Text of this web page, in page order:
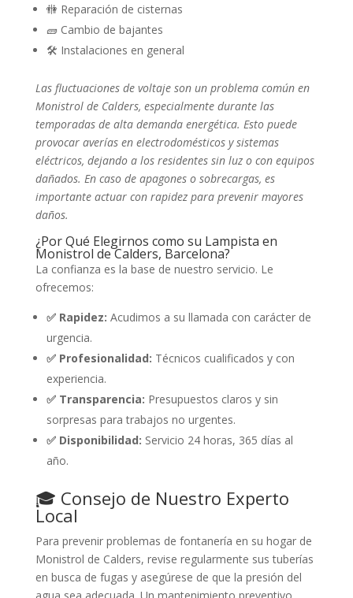
🚻 Reparación de cisternas
🧱 Cambio de bajantes
🛠️ Instalaciones en general
Las fluctuaciones de voltaje son un problema común en
Monistrol de Calders, especialmente durante las
temporadas de alta demanda energética. Esto puede
provocar averías en electrodomésticos y sistemas
eléctricos, dejando a los residentes sin luz o con equipos
dañados. En caso de apagones o sobrecargas, es
importante actuar con rapidez para prevenir mayores
daños.
¿Por Qué Elegirnos como su Lampista en
Monistrol de Calders, Barcelona?
La confianza es la base de nuestro servicio. Le
ofrecemos:
✅ Rapidez: Acudimos a su llamada con carácter de
urgencia.
✅ Profesionalidad: Técnicos cualificados y con
experiencia.
✅ Transparencia: Presupuestos claros y sin
sorpresas para trabajos no urgentes.
✅ Disponibilidad: Servicio 24 horas, 365 días al
año.
🎓 Consejo de Nuestro Experto
Local
Para prevenir problemas de fontanería en su hogar de
Monistrol de Calders, revise regularmente sus tuberías
en busca de fugas y asegúrese de que la presión del